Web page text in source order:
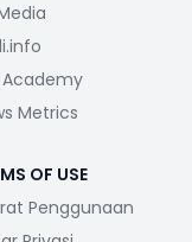
Academy
Metrics
OF USE
Penggunaan